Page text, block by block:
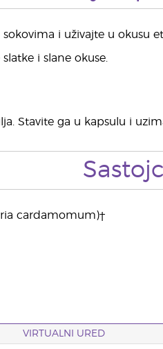
i uživajte u okusu
i slane okuse.
Stavite ga u kapsulu i
cardamomum)†
VIRTUALNI URED